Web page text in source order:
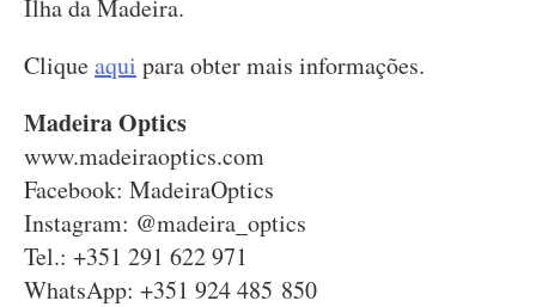
Ilha da Madeira.
Cliqueaqui para obter mais informações.
Madeira Optics
www.madeiraoptics.com
Facebook: MadeiraOptics
Instagram: @madeira_optics
Tel.: +351 291 622 971
WhatsApp: +351 924 485 850